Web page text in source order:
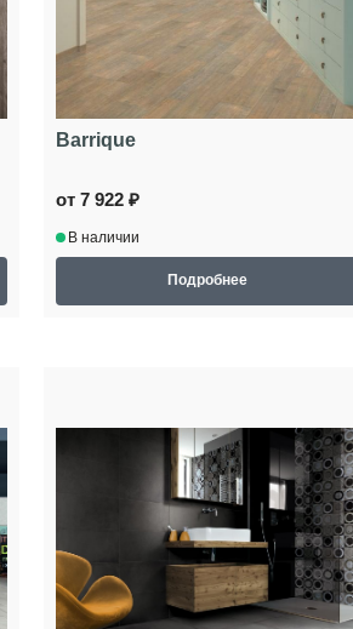
Barrique
от 7 922 ₽
В наличии
Подробнее